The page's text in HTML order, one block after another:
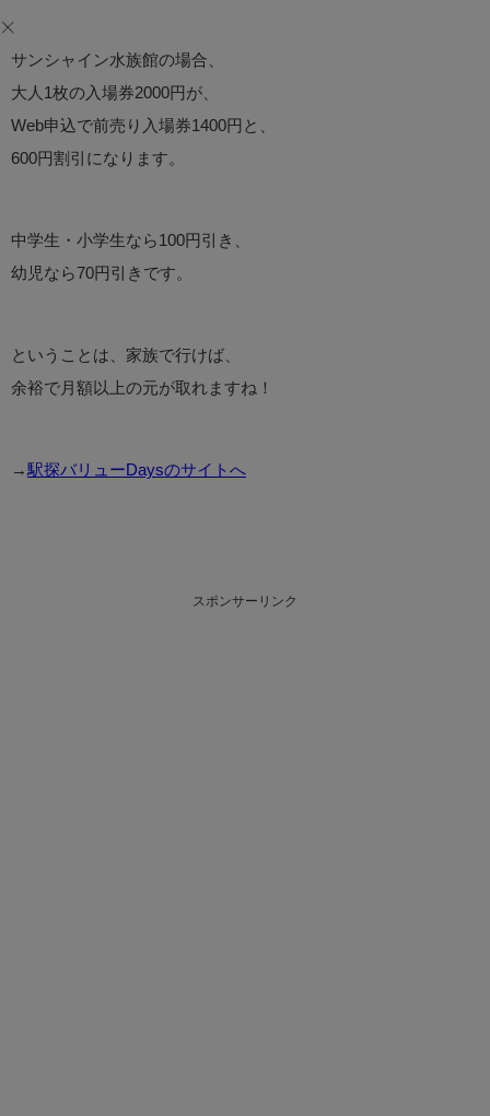
サンシャイン水族館の場合、
大人1枚の入場券2000円が、
Web申込で前売り入場券1400円と、
600円割引になります。
中学生・小学生なら100円引き、
幼児なら70円引きです。
ということは、家族で行けば、
余裕で月額以上の元が取れますね！
→ 駅探バリューDaysのサイトへ
スポンサーリンク